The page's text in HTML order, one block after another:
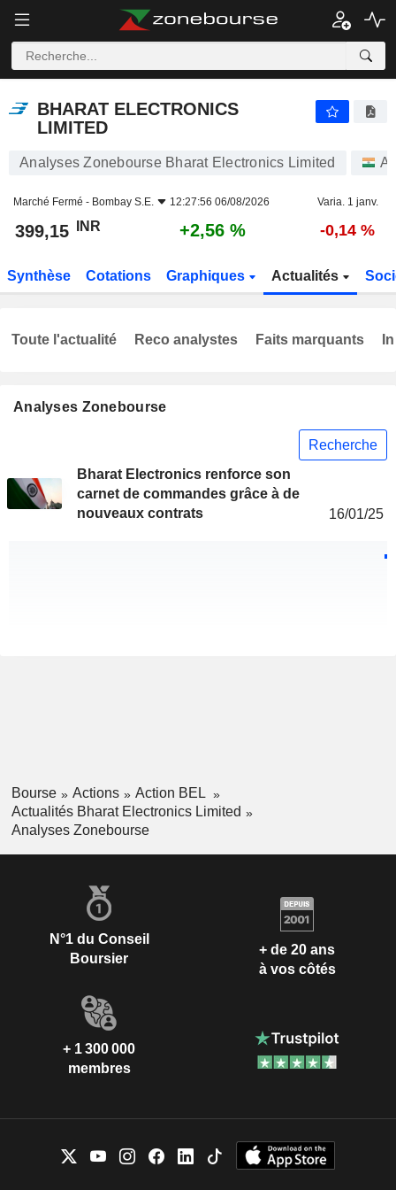
BHARAT ELECTRONICS
LIMITED
Analyses Zonebourse Bharat Electronics Limited
Marché Fermé - Bombay S.E. 12:27:56 06/08/2026 Varia. 1 janv.
399,15 INR +2,56 % -0,14 %
Synthèse Cotations Graphiques Actualités
Analyses Zonebourse
Recherche
Bharat Electronics renforce son
carnet de commandes grâce à de
nouveaux contrats
16/01/25
Toute l'actualité Reco analystes Faits marquants
Bourse Actions
Action BEL
Actualités Bharat Electronics Limited
Analyses Zonebourse
N°1 du Conseil
Boursier
+ de 20 ans
à vos côtés
+ 1 300 000
membres